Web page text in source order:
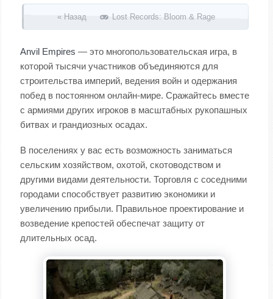
« Назад Lost Records: Bloom & Rage
Anvil Empires — это многопользовательская игра, в
которой тысячи участников объединяются для
строительства империй, ведения войн и одержания
побед в постоянном онлайн-мире. Сражайтесь вместе
с армиями других игроков в масштабных рукопашных
битвах и грандиозных осадах.
В поселениях у вас есть возможность заниматься
сельским хозяйством, охотой, скотоводством и
другими видами деятельности. Торговля с соседними
городами способствует развитию экономики и
увеличению прибыли. Правильное проектирование и
возведение крепостей обеспечат защиту от
длительных осад.